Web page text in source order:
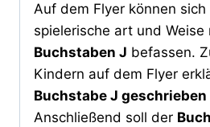
Auf dem Flyer können
spielerische art und Weise
Buchstaben J befassen.
Kindern auf dem Flyer
Buchstabe J geschrieben
Anschließend soll der